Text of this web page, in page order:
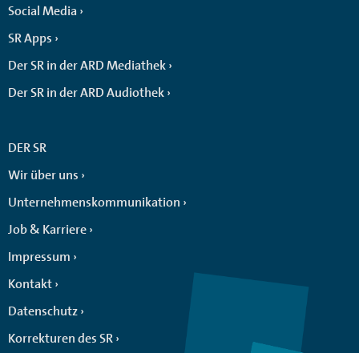
Social Media
SR Apps
Der SR in der ARD Mediathek
Der SR in der ARD Audiothek
DER SR
Wir über uns
Unternehmenskommunikation
Job & Karriere
Impressum
Kontakt
Datenschutz
Korrekturen des SR